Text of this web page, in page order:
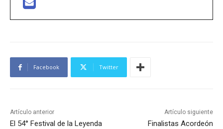
Facebook Twitter
Artículo anterior
El 54° Festival de la Leyenda
Artículo siguiente
Finalistas Acordeón